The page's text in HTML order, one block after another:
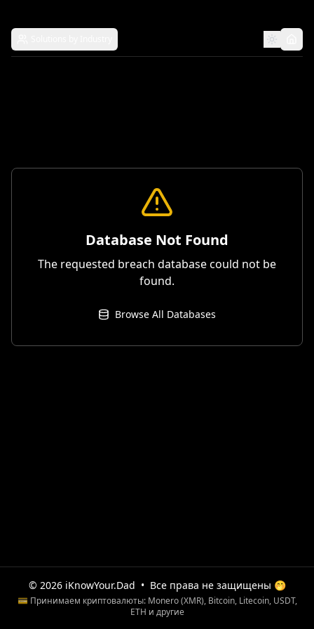
Database Not Found
The requested breach database could not be
found.
Browse All Databases
© 2026 iKnowYour.Dad • Все права не защищены 🤭
💳 Принимаем криптовалюты: Monero (XMR), Bitcoin, Litecoin, USDT,
ETH и другие